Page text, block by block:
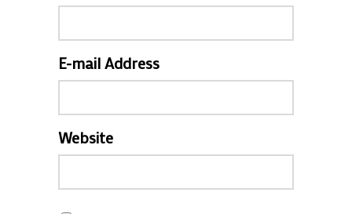
E-mail Address
Website